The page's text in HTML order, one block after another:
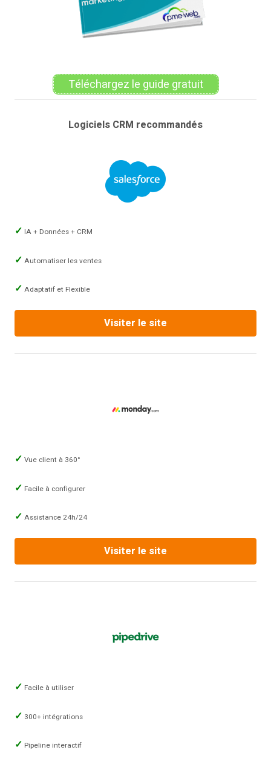
Téléchargez le guide gratuit
Logiciels CRM recommandés
IA + Données + CRM
Automatiser les ventes
Adaptatif et Flexible
Visiter le site
Vue client à 360°
Facile à configurer
Assistance 24h/24
Visiter le site
Facile à utiliser
300+ intégrations
Pipeline interactif